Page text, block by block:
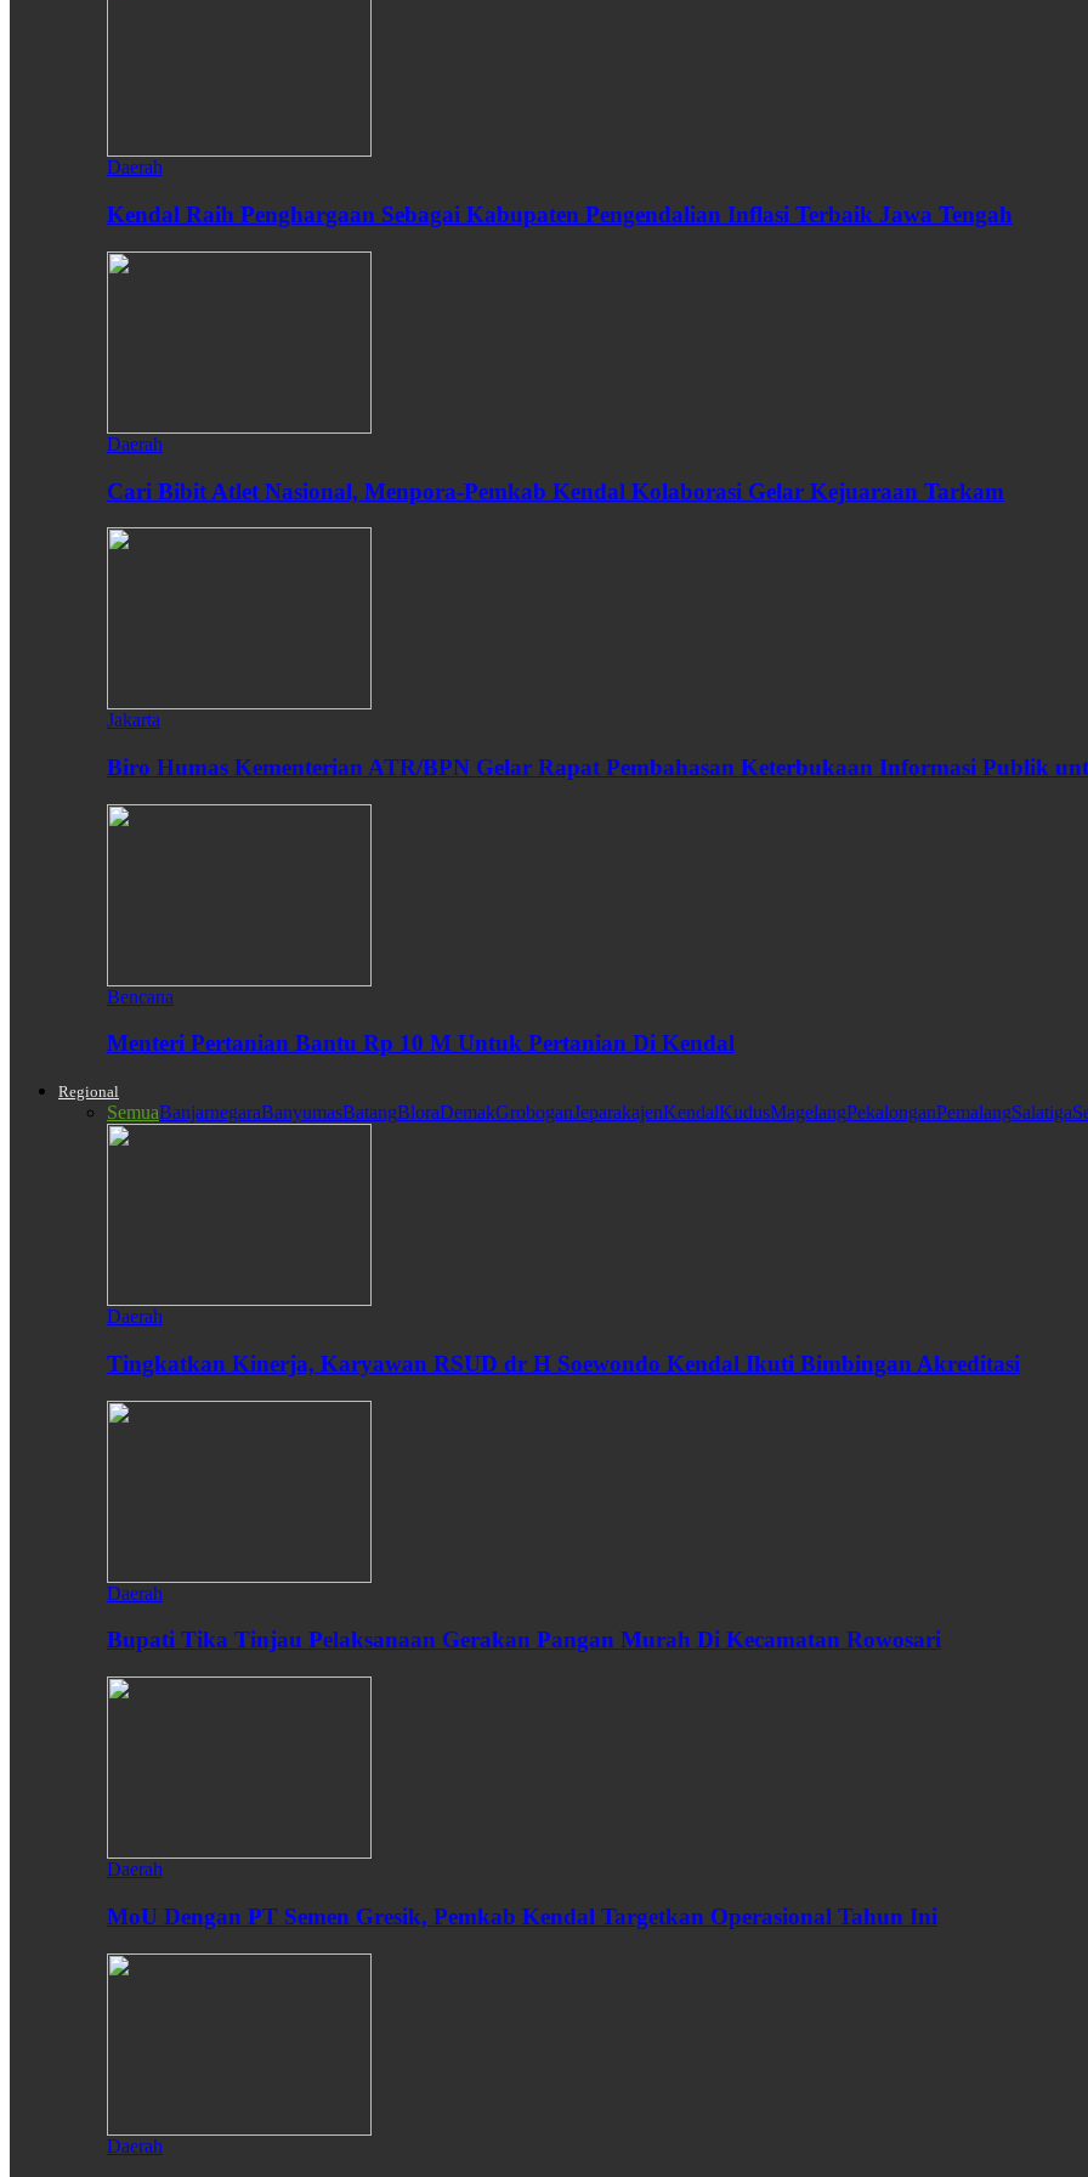
Daerah
Kendal Raih Penghargaan Sebagai Kabupaten Pengendalian Inflasi Terbaik Jawa Tengah
Daerah
Cari Bibit Atlet Nasional, Menpora-Pemkab Kendal Kolaborasi Gelar Kejuaraan Tarkam
Jakarta
Biro Humas Kementerian ATR/BPN Gelar Rapat Pembahasan Keterbukaan Informasi Publik
Bencana
Menteri Pertanian Bantu Rp 10 M Untuk Pertanian Di Kendal
Regional
SemuaBanjarnegaraBanyumasBatangBloraDemakGroboganJeparakajenKendalKudusMagelangPekalonganPemalangSalatiga
Daerah
Tingkatkan Kinerja, Karyawan RSUD dr H Soewondo Kendal Ikuti Bimbingan Akreditasi
Daerah
Bupati Tika Tinjau Pelaksanaan Gerakan Pangan Murah Di Kecamatan Rowosari
Daerah
MoU Dengan PT Semen Gresik, Pemkab Kendal Targetkan Operasional Tahun Ini
Daerah